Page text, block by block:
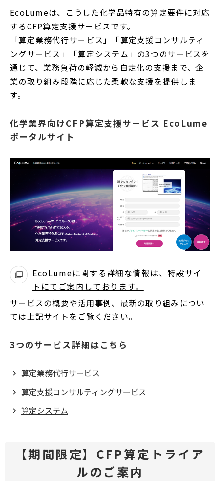
EcoLumeは、こうした化学品特有の算定要件に対応
するCFP算定支援サービスです。
「算定業務代行サービス」「算定支援コンサルティ
ングサービス」「算定システム」の3つのサービスを
通じて、業務負荷の軽減から自走化の支援まで、企
業の取り組み段階に応じた柔軟な支援を提供しま
す。
化学業界向けCFP算定支援サービス EcoLume
ポータルサイト
EcoLumeに関する詳細な情報は、特設サイ
トにてご案内しております。
サービスの概要や活用事例、最新の取り組みについ
ては上記サイトをご覧ください。
3つのサービス詳細はこちら
算定業務代行サービス
算定支援コンサルティングサービス
算定システム
【期間限定】CFP算定トライア
ルのご案内